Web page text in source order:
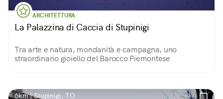
ARCHITETTURA
La Palazzina di Caccia di Stupinigi
Tra arte e natura, mondanità e campagna, uno
straordinario gioiello del Barocco Piemontese
6km | Stupinigi, TO